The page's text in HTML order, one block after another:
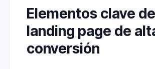
Elementos clave
landing page de
conversión